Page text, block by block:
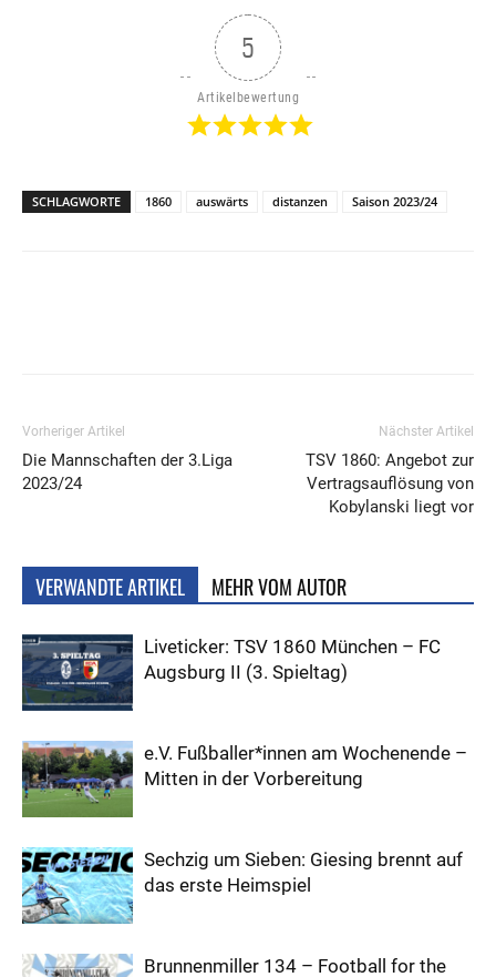
5
Artikelbewertung
SCHLAGWORTE 1860 auswärts distanzen Saison 2023/24
Vorheriger Artikel
Die Mannschaften der 3.Liga
2023/24
Nächster Artikel
TSV 1860: Angebot zur
Vertragsauflösung von
Kobylanski liegt vor
VERWANDTE ARTIKEL MEHR VOM AUTOR
Liveticker: TSV 1860 München – FC
Augsburg II (3. Spieltag)
e.V. Fußballer*innen am Wochenende –
Mitten in der Vorbereitung
Sechzig um Sieben: Giesing brennt auf
das erste Heimspiel
Brunnenmiller 134 – Football for the